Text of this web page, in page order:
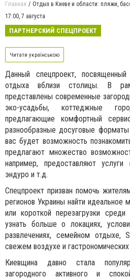
Главная
Отдых в Киеве и области: пляжи,
17:00, 7 августа
ПАРТНЕРСКИЙ СПЕЦПРОЕКТ
Читати українською
Данный спецпроект,
отдыха вблизи столицы. В
представлены современные
эко-усадьбы, коттеджные
предлагающие комфортный
разнообразные досуговые
вас будет возможность
предлагают множество
например, предоставляют услуги
эндуро и т.д.
Спецпроект призван помочь
регионов Украины найти идеальное
или короткой перезагрузки
узнать больше о локациях,
развлечениях, семейном отдыхе,
свежем воздухе и
Киевщина давно стала
загородного активного и